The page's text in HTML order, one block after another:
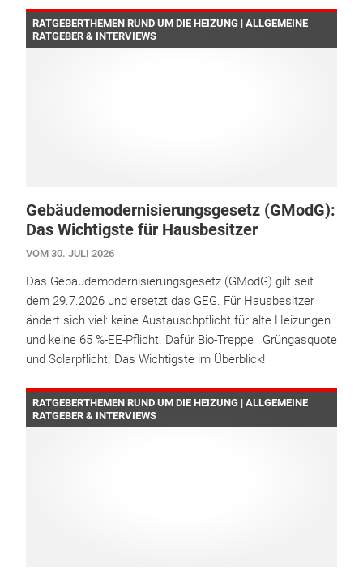
RATGEBERTHEMEN RUND UM DIE HEIZUNG | ALLGEMEINE
RATGEBER & INTERVIEWS
Gebäudemodernisierungsgesetz (GModG):
Das Wichtigste für Hausbesitzer
VOM 30. JULI 2026
Das Gebäudemodernisierungsgesetz (GModG) gilt seit
dem 29.7.2026 und ersetzt das GEG. Für Hausbesitzer
ändert sich viel: keine Austauschpflicht für alte Heizungen
und keine 65 %-EE-Pflicht. Dafür Bio-Treppe , Grüngasquote
und Solarpflicht. Das Wichtigste im Überblick!
RATGEBERTHEMEN RUND UM DIE HEIZUNG | ALLGEMEINE
RATGEBER & INTERVIEWS